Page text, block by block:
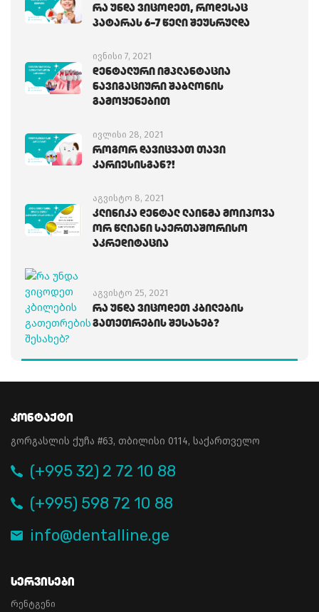
Რა Უნდა Ვიცოდეთ, Როდესაც
Პატარას 6-7 Წელი Შეუსრულდა
ივნისი 7, 2021
Დენტალური Იმპლანტაცია
Ნავიგაციური Შაბლონის
Გამოყენებით
ივლისი 28, 2021
Როგორ Დავიცვათ Თავი
Კარიესისგან?!
აგვისტო 8, 2021
Კლინიკა Დენტალ Ლაინმა Მოიპოვა
Ორ Წლიანი Საერთაშორისო
Აკრედიტაცია
აგვისტო 25, 2021
Რა Უნდა Ვიცოდეთ Კბილების
Გათეთრების Შესახებ?
Კონტაქტი
გორგასლის ქუჩა #63, თბილისი 0114, საქართველო
(+995 32) 2 72 10 88
(+995) 598 72 10 88
info@dentalline.ge
Სერვისები
რენტგენი